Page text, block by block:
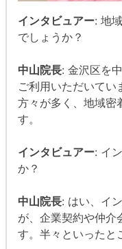
インタビュアー: 地
でしょうか？
中山院長: 金沢区を
ご利用いただいてい
方々が多く、地域密
す。
インタビュアー: イ
か？
中山院長: はい、イ
が、企業契約や仲介
す。半々といったと